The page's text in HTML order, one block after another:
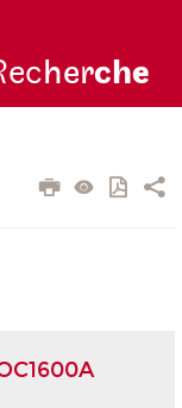
herche